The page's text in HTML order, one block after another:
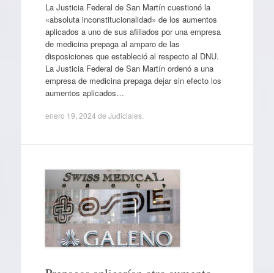
La Justicia Federal de San Martín cuestionó la
«absoluta inconstitucionalidad» de los aumentos
aplicados a uno de sus afiliados por una empresa
de medicina prepaga al amparo de las
disposiciones que estableció al respecto al DNU.
La Justicia Federal de San Martín ordenó a una
empresa de medicina prepaga dejar sin efecto los
aumentos aplicados…
enero 19, 2024 de Judiciales.